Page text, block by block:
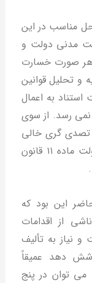
مناسب در این
مدنی دولت و
هر صورت خسارت
و تحلیل قوانین
به اعمال
رسد. از سوی
تصدی گری خالی
از فایده بوده و مبنای اصلی حاکمیت دولت ماده ۱۱ قانون
این بود که
از اقدامات
و نیاز به تألیف
دهد عمیقاً
توان در پنج